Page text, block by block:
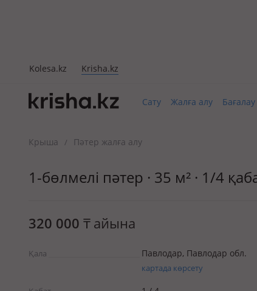
Kolesa.kz Krisha.kz
Сату Жалға алу Бағалау
Крыша / Пәтер жалға алу
1-бөлмелі пәтер · 35 м² · 1/4
320 000 ₸ айына
Қала Павлодар, Павлодар обл.
картада көрсету